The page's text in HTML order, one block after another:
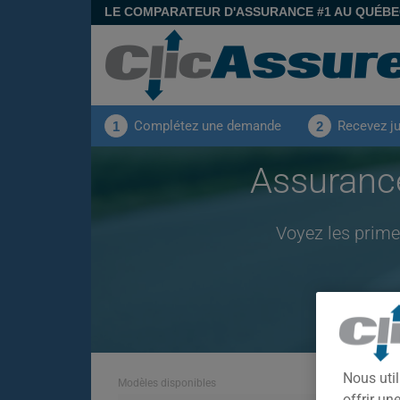
LE COMPARATEUR D'ASSURANCE #1 AU
1 Complétez une demande 2 Recevez
Voyez les
Modèles disponibles
Nous